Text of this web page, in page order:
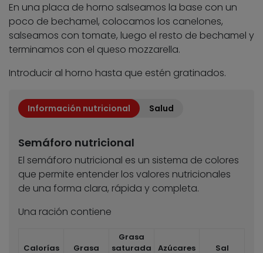
En una placa de horno salseamos la base con un
poco de bechamel, colocamos los canelones,
salseamos con tomate, luego el resto de bechamel y
terminamos con el queso mozzarella.
Introducir al horno hasta que estén gratinados.
Información nutricional Salud
Semáforo nutricional
El semáforo nutricional es un sistema de colores
que permite entender los valores nutricionales
de una forma clara, rápida y completa.
Una ración contiene
Calorías Grasa
Grasa
saturada
Azúcares Sal